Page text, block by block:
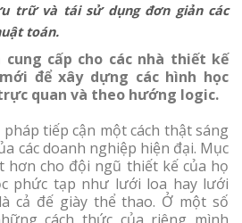
trữ và tái sử dụng đơn giản các
toán.
cấp cho các nhà thiết kế
để xây dựng các hình học
quan và theo hướng logic.
tiếp cận một cách thật sáng
các doanh nghiệp hiện đại. Mục
hơn cho đội ngũ thiết kế của họ
phức tạp như lưới loa hay lưới
cả đế giày thể thao. Ở một số